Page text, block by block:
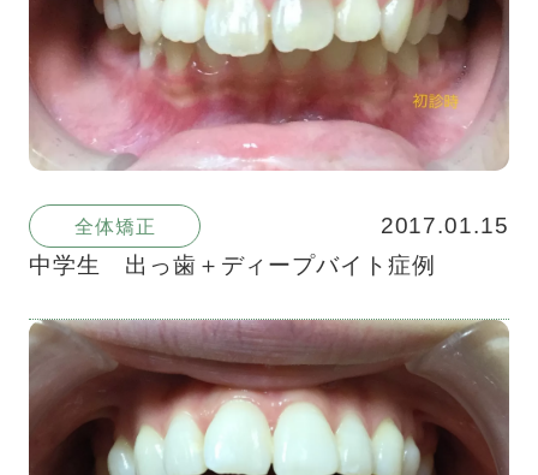
全体矯正
2017.01.15
中学生 出っ歯＋ディープバイト症例